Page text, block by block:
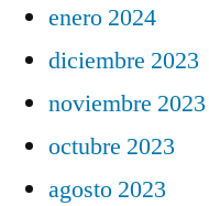
enero 2024
diciembre 2023
noviembre 2023
octubre 2023
agosto 2023